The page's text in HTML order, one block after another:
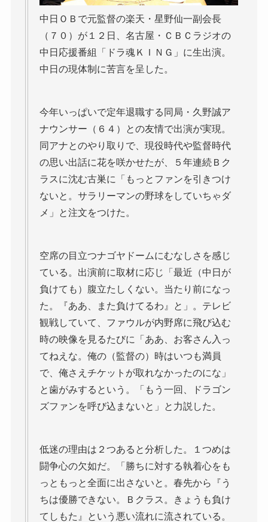
中日ＯＢで元監督の楽天・星野仙一副会長
（７０）が１２日、名古屋・ＣＢＣラジオの
中日応援番組「ドラ魂ＫＩＮＧ」に生出演。
中日の現体制に苦言を呈した。
今年いっぱいで定年退職する同局・久野誠ア
ナウンサー（６４）との友情で出演が実現。
同アナとのやり取りで、現役時代や監督時代
の思い出話に花を咲かせたが、５年連続Ｂク
ラスに沈む古巣に「もっとファンを引きつけ
ないと。サラリーマンの野球をしていちゃダ
メ」と注文をつけた。
空席の目立つナゴヤドームにむなしさを感じ
ている。出演前に取材に応じ「最近（中日が
負けても）腹立たしくない。当たり前になっ
た。『ああ、また負けてるわ』と」。テレビ
観戦していて、ファウルが内野席に飛び込む
時の映像を見るたびに「ああ、お客さん入っ
てねえな。俺の（監督の）時はいつも満員
で、俺さえチケットが取れなかったのにな」
と歯がみするという。「もう一回、ドラゴン
ズファンを呼び込まないと」と力説した。
低迷の理由は２つあると分析した。１つめは
闘争心の欠如だ。「勝ちに対する執着心をも
っともっと全面に出さないと。春先から『う
ちは優勝できない。Ｂクラス。きょうも負け
てしもた』という悪い流れに流されている。